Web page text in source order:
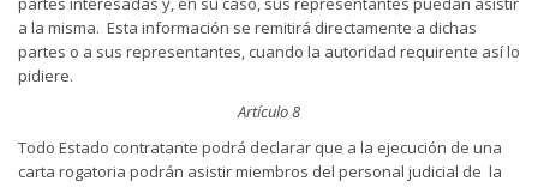
a la misma. Esta información se remitirá directamente a dichas
partes o a sus representantes, cuando la autoridad requirente así lo
pidiere.
Artículo 8
Todo Estado contratante podrá declarar que a la ejecución de una
carta rogatoria podrán asistir miembros del personal judicial de la